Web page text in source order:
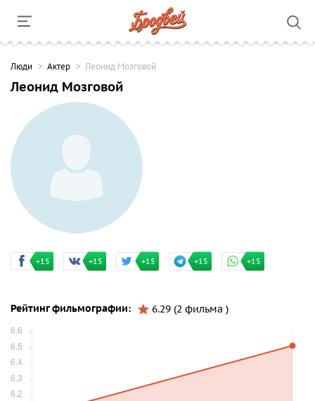
Люди Актер Леонид Мозговой
Леонид Мозговой
+15 +15 +15 +15 +15
Рейтинг фильмографии: 6.29 (2 фильма )